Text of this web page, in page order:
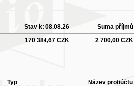
Stav k: 08.08.26
Suma příjmů
170 384,67 CZK 2 700,00 CZK
Typ Název protiúčtu